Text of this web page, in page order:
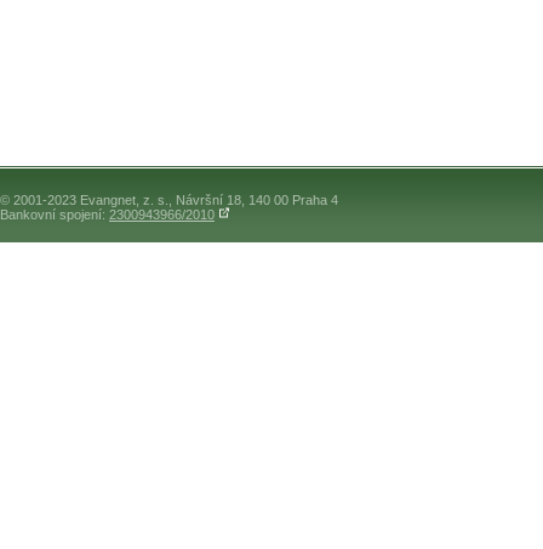
© 2001-2023 Evangnet, z. s., Návršní 18, 140 00 Praha 4
Bankovní spojení: 2300943966/2010